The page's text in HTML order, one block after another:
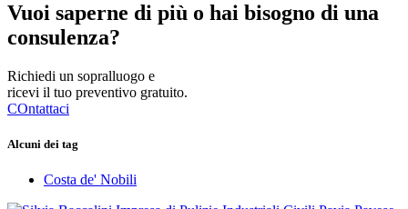
Vuoi saperne di più o hai bisogno di una
consulenza?
Richiedi un sopralluogo e
ricevi il tuo preventivo gratuito.
COntattaci
Alcuni dei tag
Costa de' Nobili